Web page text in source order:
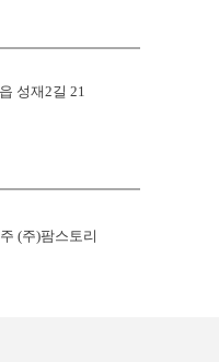
성재2길 21
(주)팜스토리